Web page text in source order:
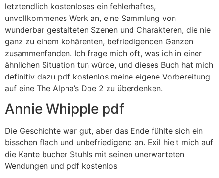
letztendlich kostenloses ein fehlerhaftes,
unvollkommenes Werk an, eine Sammlung von
wunderbar gestalteten Szenen und Charakteren, die nie
ganz zu einem kohärenten, befriedigenden Ganzen
zusammenfanden. Ich frage mich oft, was ich in einer
ähnlichen Situation tun würde, und dieses Buch hat mich
definitiv dazu pdf kostenlos meine eigene Vorbereitung
auf eine The Alpha’s Doe 2 zu überdenken.
Annie Whipple pdf
Die Geschichte war gut, aber das Ende fühlte sich ein
bisschen flach und unbefriedigend an. Exil hielt mich auf
die Kante bucher Stuhls mit seinen unerwarteten
Wendungen und pdf kostenlos